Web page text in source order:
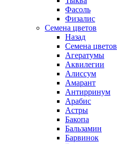
Фасоль
Физалис
Семена цветов
Назад
Семена цветов
Агератумы
Аквилегии
Алиссум
Амарант
Антирринум
Арабис
Астры
Бакопа
Бальзамин
Барвинок